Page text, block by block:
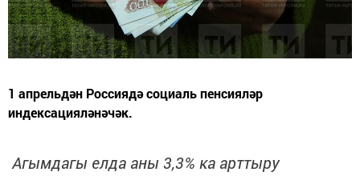
1 апрельдән Россиядә социаль пенсияләр
индексацияләнәчәк.
Агымдагы елда аны 3,3% ка арттыру